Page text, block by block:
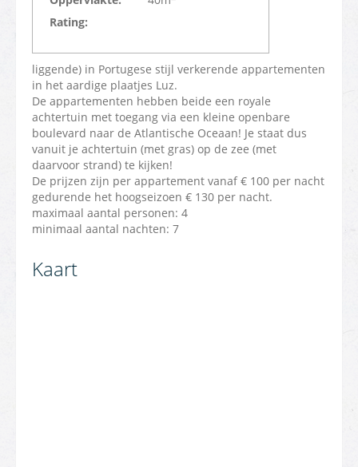
Rating:
liggende) in Portugese stijl verkerende appartementen
in het aardige plaatjes Luz.
De appartementen hebben beide een royale
achtertuin met toegang via een kleine openbare
boulevard naar de Atlantische Oceaan! Je staat dus
vanuit je achtertuin (met gras) op de zee (met
daarvoor strand) te kijken!
De prijzen zijn per appartement vanaf € 100 per nacht
gedurende het hoogseizoen € 130 per nacht.
maximaal aantal personen: 4
minimaal aantal nachten: 7
Kaart